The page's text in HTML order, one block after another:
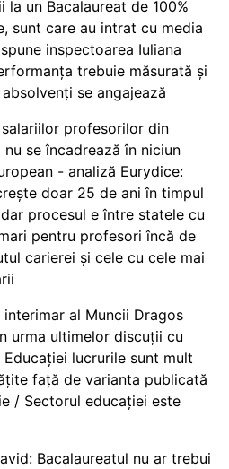
la un Bacalaureat de 100%
sunt care au intrat cu media
inspectoarea Iuliana
trebuie măsurată și
se angajează
profesorilor din
nu se încadrează în niciun
- analiză Eurydice:
doar 25 de ani în timpul
procesul e între statele cu
pentru profesori încă de
carierei și cele cu cele mai
interimar al Muncii Dragos
urma ultimelor discuții cu
Educației lucrurile sunt mult
față de varianta publicată
/ Sectorul educației este
Bacalaureatul nu ar trebui